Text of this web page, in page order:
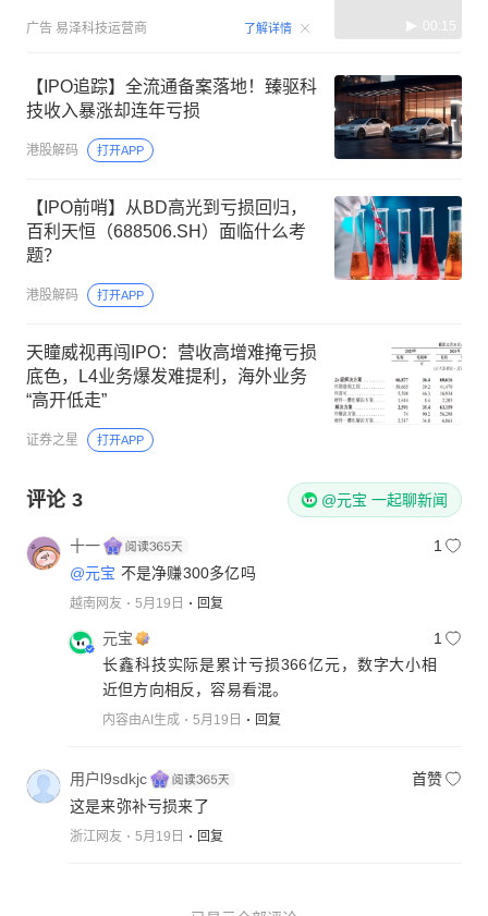
广告 易泽科技运营商 了解详情 00:15
【IPO追踪】全流通备案落地！臻驱科
技收入暴涨却连年亏损
港股解码 打开APP
【IPO前哨】从BD高光到亏损回归，
百利天恒（688506.SH）面临什么考
题？
港股解码 打开APP
天瞳威视再闯IPO：营收高增难掩亏损
底色，L4业务爆发难提利，海外业务
“高开低走”
证券之星 打开APP
评论 3 @元宝 一起聊新闻
十一
1
@元宝 不是净赚300多亿吗
越南网友 5月19日 回复
元宝
1
长鑫科技实际是累计亏损366亿元，数字大小相
近但方向相反，容易看混。
内容由AI生成 5月19日 回复
用户l9sdkjc
首赞
这是来弥补亏损来了
浙江网友 5月19日 回复